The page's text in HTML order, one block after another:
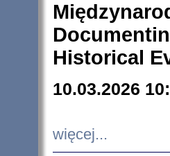
Historical
10.03.2026
więcej...